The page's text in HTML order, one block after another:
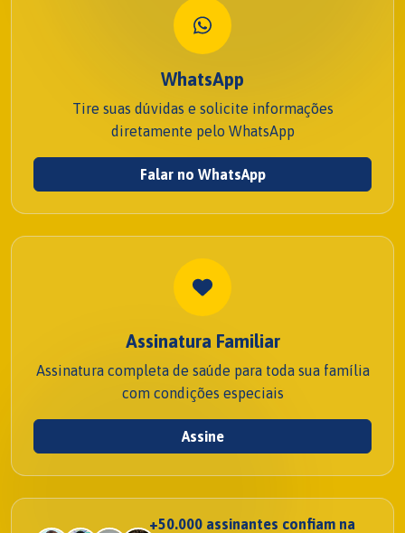
WhatsApp
Tire suas dúvidas e solicite informações
diretamente pelo WhatsApp
Falar no WhatsApp
Assinatura Familiar
Assinatura completa de saúde para toda sua família
com condições especiais
Assine
+50.000 assinantes confiam na